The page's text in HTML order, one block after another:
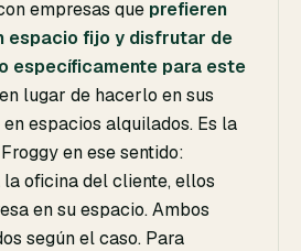
empresas que prefieren
espacio fijo y disfrutar de
específicamente para este
lugar de hacerlo en sus
espacios alquilados. Es la
en ese sentido:
oficina del cliente, ellos
en su espacio. Ambos
según el caso. Para